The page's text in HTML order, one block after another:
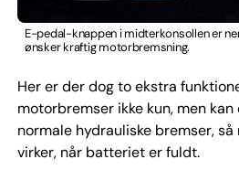
E-pedal-knappen i midterkonsollen er
ønsker kraftig motorbremsning.
Her er der dog to ekstra
motorbremser ikke kun, men
normale hydrauliske bremser,
virker, når batteriet er fuldt.